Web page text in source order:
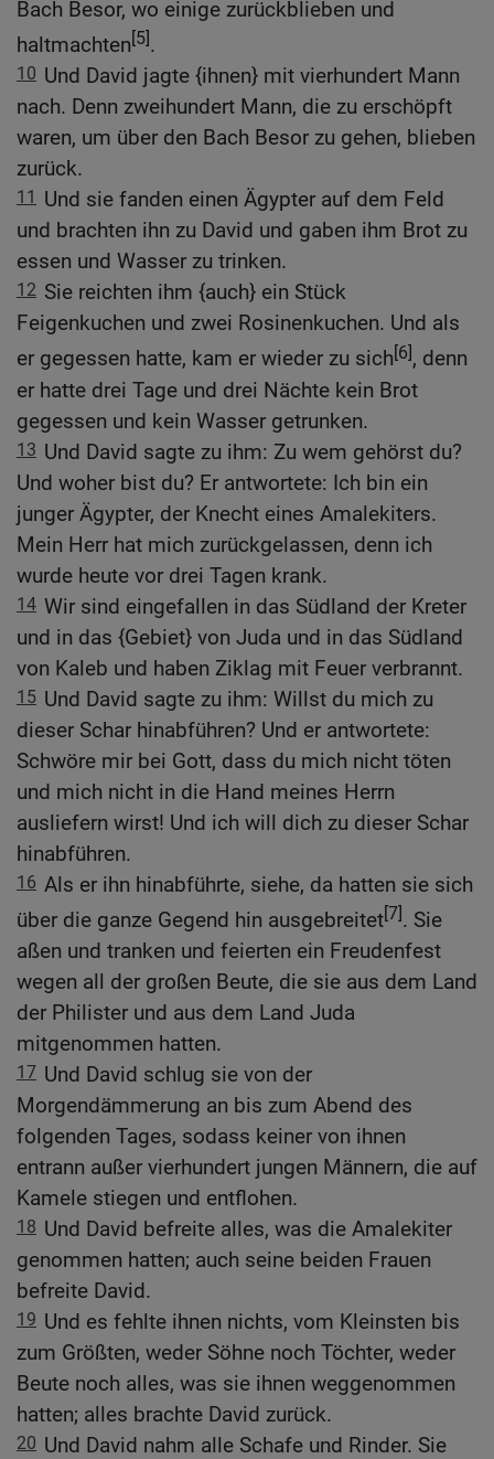
Bach Besor, wo einige zurückblieben und
haltmachten[5].
10 Und David jagte {ihnen} mit vierhundert Mann
nach. Denn zweihundert Mann, die zu erschöpft
waren, um über den Bach Besor zu gehen, blieben
zurück.
11 Und sie fanden einen Ägypter auf dem Feld
und brachten ihn zu David und gaben ihm Brot zu
essen und Wasser zu trinken.
12 Sie reichten ihm {auch} ein Stück
Feigenkuchen und zwei Rosinenkuchen. Und als
er gegessen hatte, kam er wieder zu sich[6], denn
er hatte drei Tage und drei Nächte kein Brot
gegessen und kein Wasser getrunken.
13 Und David sagte zu ihm: Zu wem gehörst du?
Und woher bist du? Er antwortete: Ich bin ein
junger Ägypter, der Knecht eines Amalekiters.
Mein Herr hat mich zurückgelassen, denn ich
wurde heute vor drei Tagen krank.
14 Wir sind eingefallen in das Südland der Kreter
und in das {Gebiet} von Juda und in das Südland
von Kaleb und haben Ziklag mit Feuer verbrannt.
15 Und David sagte zu ihm: Willst du mich zu
dieser Schar hinabführen? Und er antwortete:
Schwöre mir bei Gott, dass du mich nicht töten
und mich nicht in die Hand meines Herrn
ausliefern wirst! Und ich will dich zu dieser Schar
hinabführen.
16 Als er ihn hinabführte, siehe, da hatten sie sich
über die ganze Gegend hin ausgebreitet[7]. Sie
aßen und tranken und feierten ein Freudenfest
wegen all der großen Beute, die sie aus dem Land
der Philister und aus dem Land Juda
mitgenommen hatten.
17 Und David schlug sie von der
Morgendämmerung an bis zum Abend des
folgenden Tages, sodass keiner von ihnen
entrann außer vierhundert jungen Männern, die auf
Kamele stiegen und entflohen.
18 Und David befreite alles, was die Amalekiter
genommen hatten; auch seine beiden Frauen
befreite David.
19 Und es fehlte ihnen nichts, vom Kleinsten bis
zum Größten, weder Söhne noch Töchter, weder
Beute noch alles, was sie ihnen weggenommen
hatten; alles brachte David zurück.
20 Und David nahm alle Schafe und Rinder. Sie